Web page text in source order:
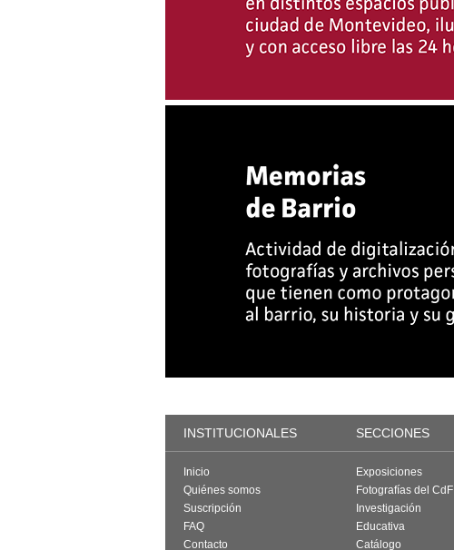
INSTITUCIONALES SECCIONES
Inicio
Quiénes somos
Suscripción
FAQ
Contacto
Exposiciones
Fotografías del CdF
Investigación
Educativa
Catálogo